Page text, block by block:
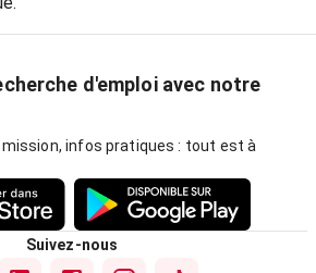
d'emploi avec notre
infos pratiques : tout est à
Suivez-nous